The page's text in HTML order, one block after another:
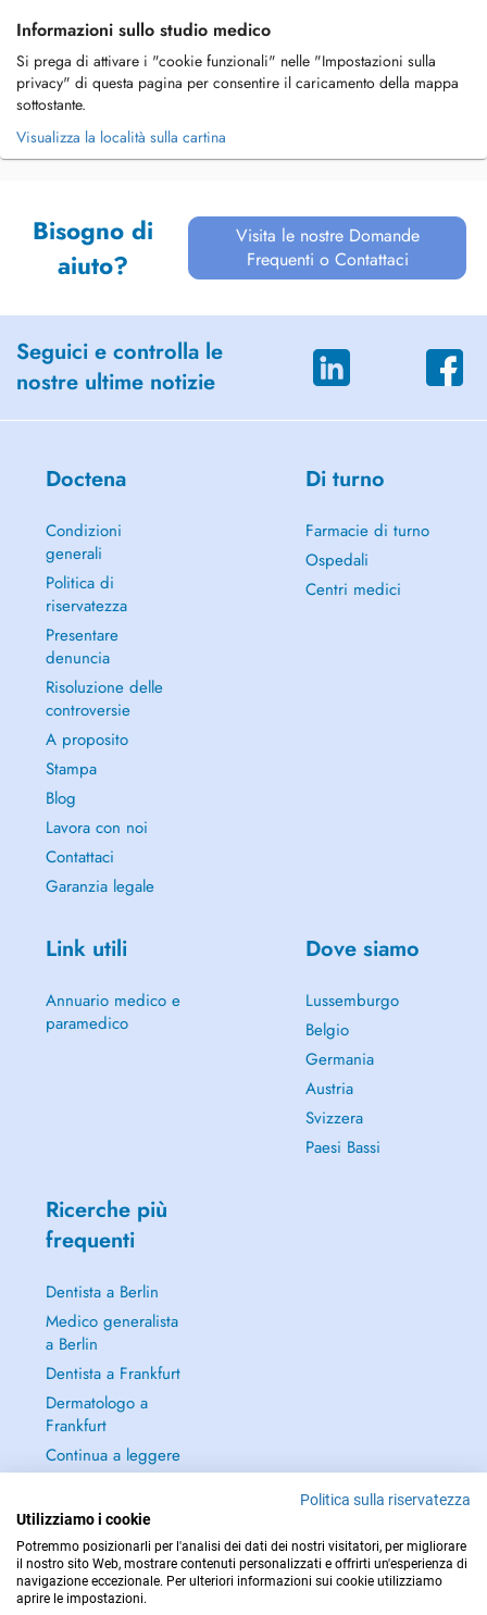
Informazioni sullo studio medico
Si prega di attivare i "cookie funzionali" nelle "Impostazioni sulla
privacy" di questa pagina per consentire il caricamento della mappa
sottostante.
Visualizza la località sulla cartina
Bisogno di
aiuto?
Visita le nostre Domande
Frequenti o Contattaci
Seguici e controlla le
nostre ultime notizie
Doctena
Condizioni
generali
Politica di
riservatezza
Presentare
denuncia
Risoluzione delle
controversie
A proposito
Stampa
Blog
Lavora con noi
Contattaci
Garanzia legale
Di turno
Farmacie di turno
Ospedali
Centri medici
Link utili
Annuario medico e
paramedico
Dove siamo
Lussemburgo
Belgio
Germania
Austria
Svizzera
Paesi Bassi
Ricerche più
frequenti
Dentista a Berlin
Medico generalista
a Berlin
Dentista a Frankfurt
Dermatologo a
Frankfurt
Continua a leggere
→
PER LE URGENZE, CONSULTARE : 112
Politica sulla riservatezza
Utilizziamo i cookie
Potremmo posizionarli per l'analisi dei dati dei nostri visitatori, per migliorare
il nostro sito Web, mostrare contenuti personalizzati e offrirti un'esperienza di
navigazione eccezionale. Per ulteriori informazioni sui cookie utilizziamo
aprire le impostazioni.